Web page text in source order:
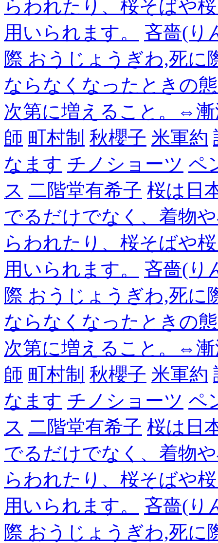
らわれたり、桜そばや
用いられます。
吝嗇(り
際 おうじょうぎわ,死に
ならなくなったときの
次第に増えること。⇔
師 町村制 秋櫻子 米軍約
なます チノショーツ ペ
ス 二階堂有希子 桜は日
でるだけでなく、着物
らわれたり、桜そばや
用いられます。
吝嗇(り
際 おうじょうぎわ,死に
ならなくなったときの
次第に増えること。⇔
師 町村制 秋櫻子 米軍約
なます チノショーツ ペ
ス 二階堂有希子 桜は日
でるだけでなく、着物
らわれたり、桜そばや
用いられます。
吝嗇(り
際 おうじょうぎわ,死に